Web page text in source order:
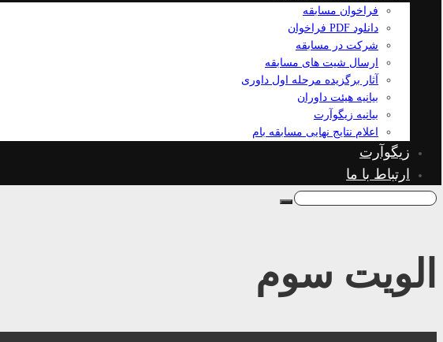
فراخوان مسابقه
دانلود PDF فراخوان
شرکت در مسابقه
ارسال شیت های مسابقه
آثار برگزیده مرحله اول داوری
بیانیه هیئت داوران
بیانیه زیگوآرت
اعلام نتایج نهایی مسابقه بام
زیگوآرت
ارتباط با ما
الویت سوم